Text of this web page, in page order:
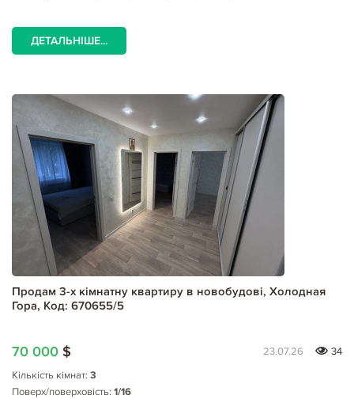
ДЕТАЛЬНІШЕ...
Продам 3-х кімнатну квартиру в новобудові, Холодная
Гора, Код: 670655/5
70 000 $ 23.07.26
34
Кількість кімнат: 3
Поверх/поверховість: 1/16